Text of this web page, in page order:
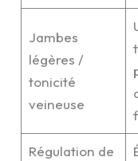
Jambes
légères /
tonicité
veineuse
Régulation de